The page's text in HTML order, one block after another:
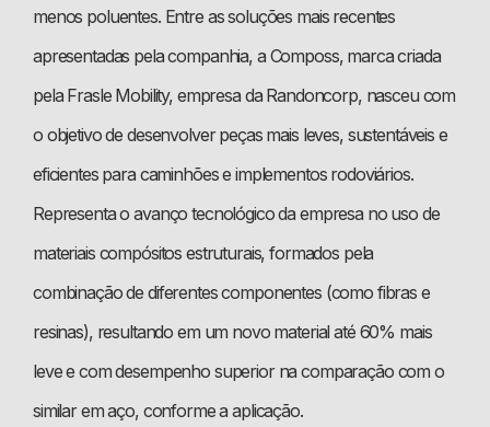
menos poluentes. Entre as soluções mais recentes
apresentadas pela companhia, a Composs, marca criada
pela Frasle Mobility, empresa da Randoncorp, nasceu com
o objetivo de desenvolver peças mais leves, sustentáveis e
eficientes para caminhões e implementos rodoviários.
Representa o avanço tecnológico da empresa no uso de
materiais compósitos estruturais, formados pela
combinação de diferentes componentes (como fibras e
resinas), resultando em um novo material até 60% mais
leve e com desempenho superior na comparação com o
similar em aço, conforme a aplicação.